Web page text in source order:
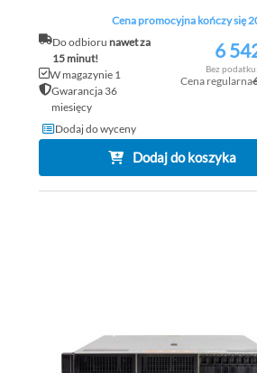
Do odbioru nawet za
15 minut!
W magazynie 1
Gwarancja 36
miesięcy
Cena promocyjna kończy się
promocyjna
6
Cena regularna
Dodaj do wyceny
Dodaj do koszyka